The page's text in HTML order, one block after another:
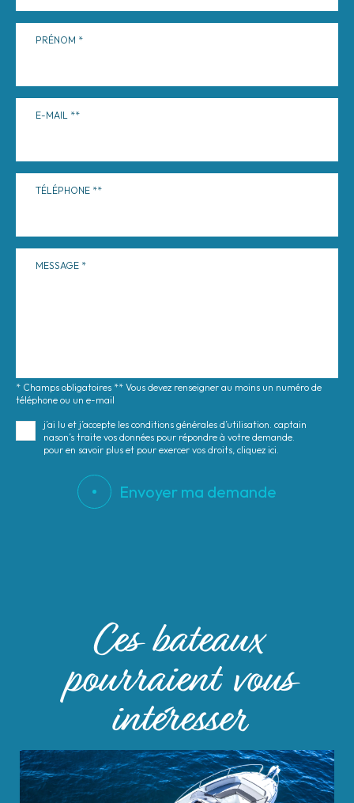
PRÉNOM
E-MAIL
TÉLÉPHONE
MESSAGE
* Champs obligatoires ** Vous devez renseigner au moins un numéro de
téléphone ou un e-mail
j’ai lu et j’accepte les conditions générales d’utilisation. captain
nason’s traite vos données pour répondre à votre demande.
pour en savoir plus et pour exercer vos droits, cliquez ici.
Envoyer ma demande
Ces bateaux
pourraient vous
intéresser